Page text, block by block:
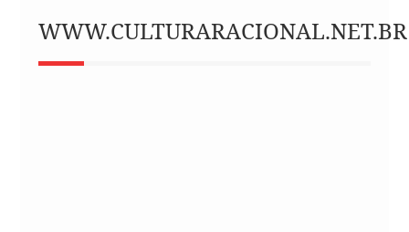
WWW.CULTURARACIONAL.NET.BR